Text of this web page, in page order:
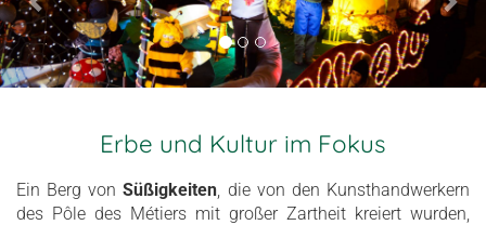
Erbe und Kultur im Fokus
Ein Berg vonSüßigkeiten, die von den Kunsthandwerkern
des Pôle des Métiers mit großer Zartheit kreiert wurden,